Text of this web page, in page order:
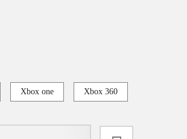
Xbox one Xbox 360